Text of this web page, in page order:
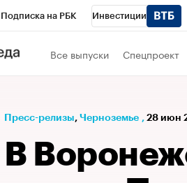
Подписка на РБК Инвестиции
РБК Вино
Проверка контрагентов
Все выпуски Спецпроект
Пресс-релизы⁠, Черноземье , 28 июн
В